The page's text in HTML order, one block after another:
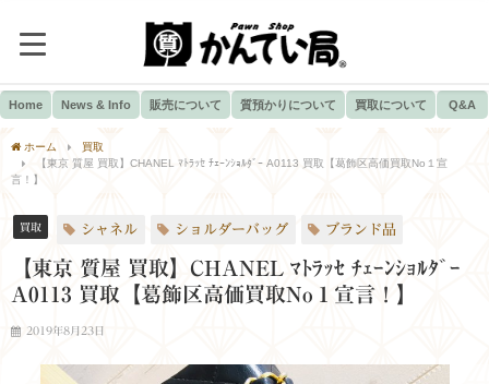
Home News & Info 販売について 質預かりについて 買取について Q&A
ホーム
買取
【東京 質屋 買取】CHANEL ﾏﾄﾗｯｾ ﾁｪｰﾝｼｮﾙﾀﾞｰ A0113 買取【葛飾区高価買取No１宣
言！】
買取 シャネル ショルダーバッグ ブランド品
【東京 質屋 買取】CHANEL ﾏﾄﾗｯｾ ﾁｪｰﾝｼｮﾙﾀﾞｰ
A0113 買取【葛飾区高価買取No１宣言！】
2019年8月23日